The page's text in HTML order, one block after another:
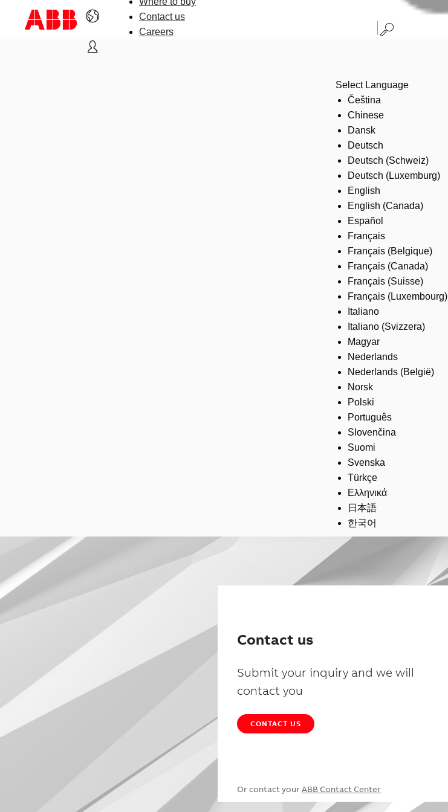
Contact us
Careers
Select Language
Čeština
Chinese
Dansk
Deutsch
Deutsch (Schweiz)
Deutsch (Luxemburg)
English
English (Canada)
Español
Français
Français (Belgique)
Français (Canada)
Français (Suisse)
Français (Luxembourg)
Italiano
Italiano (Svizzera)
Magyar
Nederlands
Nederlands (België)
Norsk
Polski
Português
Slovenčina
Suomi
Svenska
Türkçe
Ελληνικά
日本語
한국어
Contact us
Submit your inquiry and we will
contact you
CONTACT US
Or contact your ABB Contact Center